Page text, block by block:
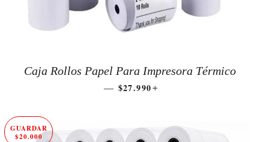
Caja Rollos Papel Para Impresora Térmico
— PRECIO DE OFERTA
$27.990
GUARDAR
$20.000